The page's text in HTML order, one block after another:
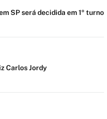
SP será decidida em 1º turno
Carlos Jordy